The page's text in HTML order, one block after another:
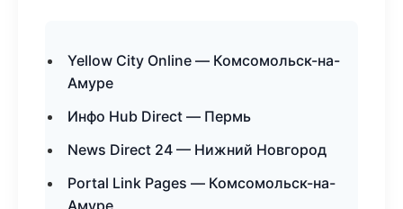
Yellow City Online — Комсомольск-на-
Амуре
Инфо Hub Direct — Пермь
News Direct 24 — Нижний Новгород
Portal Link Pages — Комсомольск-на-
Амуре